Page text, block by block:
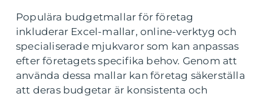
Populära budgetmallar för företag
inkluderar Excel-mallar, online-verktyg och
specialiserade mjukvaror som kan anpassas
efter företagets specifika behov. Genom att
använda dessa mallar kan företag säkerställa
att deras budgetar är konsistenta och